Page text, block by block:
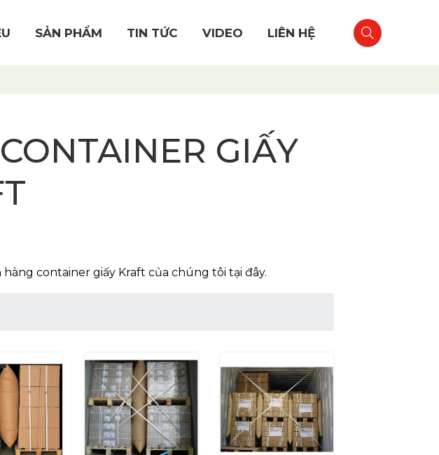
SẢN PHẨM TIN TỨC VIDEO LIÊN HỆ
GIẤY
container giấy Kraft của chúng tôi tại đây.